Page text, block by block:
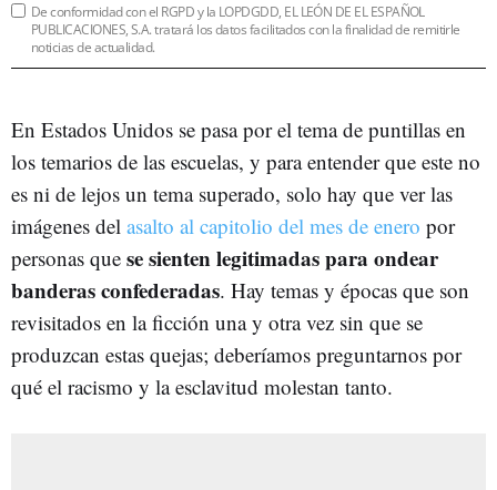
De conformidad con el RGPD y la LOPDGDD, EL LEÓN DE EL ESPAÑOL
PUBLICACIONES, S.A. tratará los datos facilitados con la finalidad de remitirle
noticias de actualidad.
En Estados Unidos se pasa por el tema de puntillas en
los temarios de las escuelas, y para entender que este no
es ni de lejos un tema superado, solo hay que ver las
imágenes del asalto al capitolio del mes de enero por
personas que se sienten legitimadas para ondear
banderas confederadas. Hay temas y épocas que son
revisitados en la ficción una y otra vez sin que se
produzcan estas quejas; deberíamos preguntarnos por
qué el racismo y la esclavitud molestan tanto.